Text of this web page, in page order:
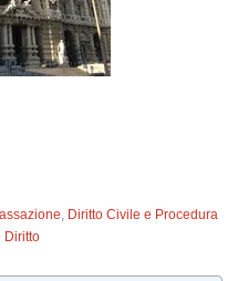
, Diritto Civile e Procedura
Diritto